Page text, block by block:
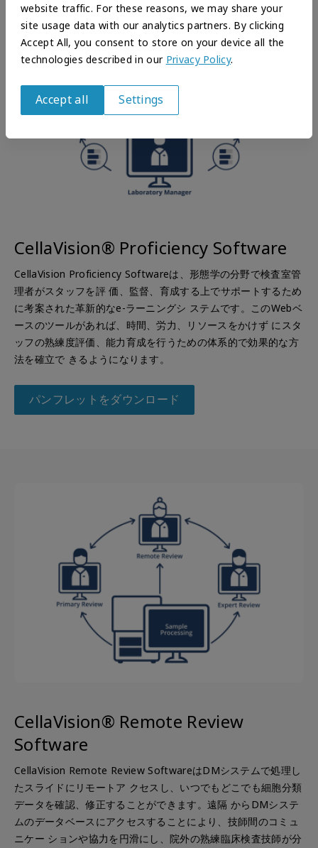
CellaVision® Proficiency Software
CellaVision Proficiency Softwareは、形態学の分野で検査室管
理者がスタッフを評 価、監督、育成する上でサポートするため
に考案された革新的なe-ラーニングシ ステムです。このWebベ
ースのツールがあれば、時間、労力、リソースをかけず にスタ
ッフの熟練度評価、能力育成を行うための体系的で効果的な方
法を確立で きるようになります。
パンフレットをダウンロード
CellaVision® Remote Review
Software
CellaVision Remote Review SoftwareはDMシステムで処理し
たスライドにリモートア クセスし、いつでもどこでも細胞分類
データを確認、修正することができます。遠隔 からDMシステ
ムのデータベースにアクセスすることにより、技師間のコミュ
ニケー ションや協力を円滑にし、院外の熟練臨床検査技師が分
website traffic. For these reasons, we may share your
site usage data with our analytics partners. By clicking
Accept All, you consent to store on your device all the
technologies described in our Privacy Policy.
Accept all
Settings
consent